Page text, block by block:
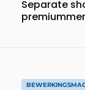
Separate